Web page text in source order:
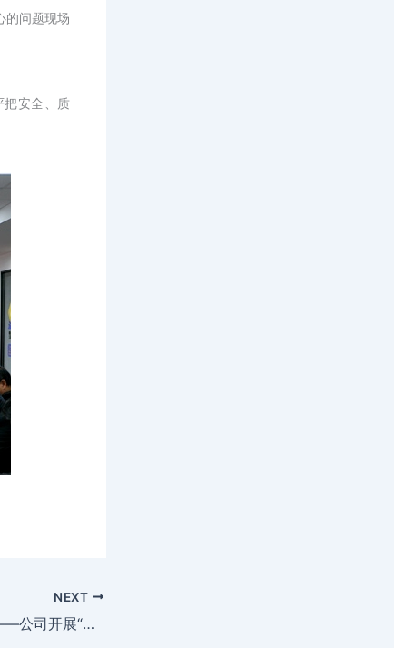
的问题现场
把安全、质
NEXT
携手互助 让爱永恒 ——公司开展“蓝天下至爱”慈善一日捐活动